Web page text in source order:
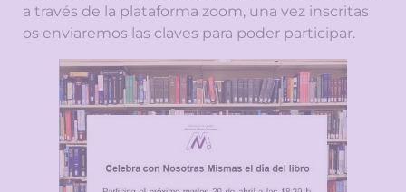
a través de la plataforma zoom, una vez inscritas
os enviaremos las claves para poder participar.